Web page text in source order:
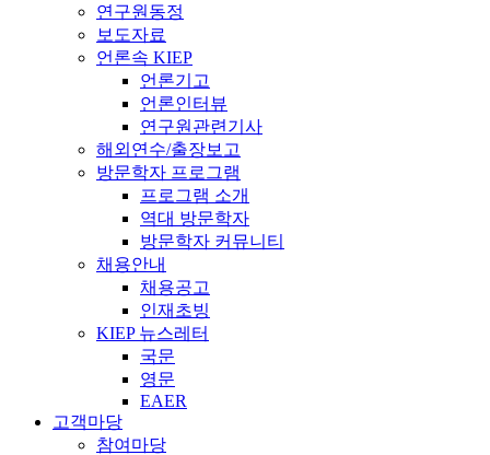
연구원동정
보도자료
언론속 KIEP
언론기고
언론인터뷰
연구원관련기사
해외연수/출장보고
방문학자 프로그램
프로그램 소개
역대 방문학자
방문학자 커뮤니티
채용안내
채용공고
인재초빙
KIEP 뉴스레터
국문
영문
EAER
고객마당
참여마당